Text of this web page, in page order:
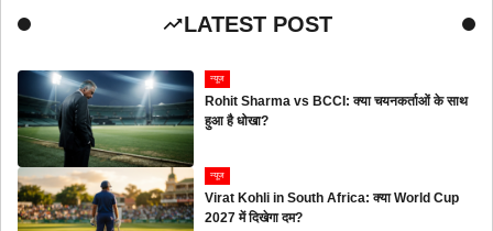
LATEST POST
न्यूज
Rohit Sharma vs BCCI: क्या चयनकर्ताओं के साथ
हुआ है धोखा?
न्यूज
Virat Kohli in South Africa: क्या World Cup
2027 में दिखेगा दम?